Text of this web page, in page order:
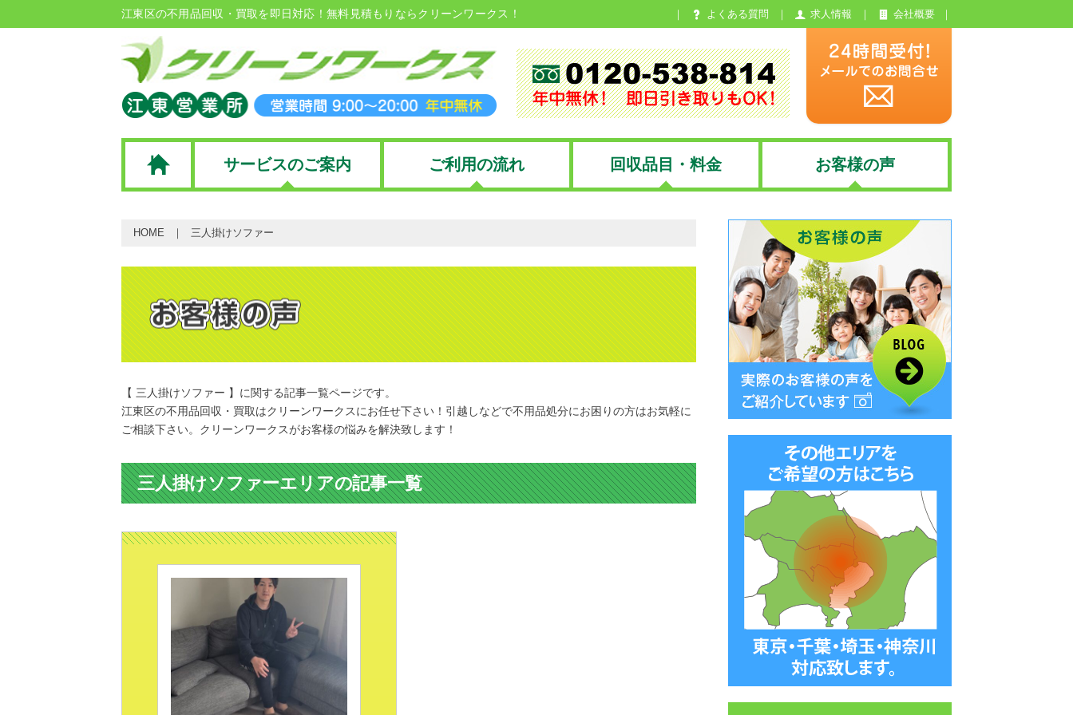
江東区の不用品回収・買取を即日対応！無料見積もりならクリーンワークス！ よくある質問 求人情報 会社概要
サービスのご案内 ご利用の流れ 回収品目・料金 お客様の声
HOME 三人掛けソファー
【 三人掛けソファー 】に関する記事一覧ページです。
江東区の不用品回収・買取はクリーンワークスにお任せ下さい！引越しなどで不用品処分にお困りの方はお気軽に
ご相談下さい。クリーンワークスがお客様の悩みを解決致します！
三人掛けソファーエリアの記事一覧